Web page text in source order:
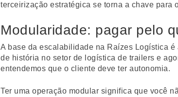
terceirização estratégica se torna a chave para
Modularidade: pagar pelo
A base da escalabilidade na Raízes Logística
de história no setor de logística de trailers e
entendemos que o cliente deve ter autonomia.
Ter uma operação modular significa que você